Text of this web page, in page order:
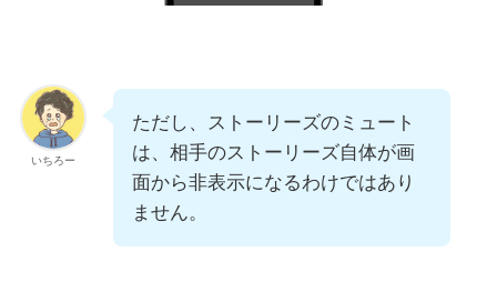
いちろー
ただし、ストーリーズのミュート
は、相手のストーリーズ自体が画
面から非表示になるわけではあり
ません。